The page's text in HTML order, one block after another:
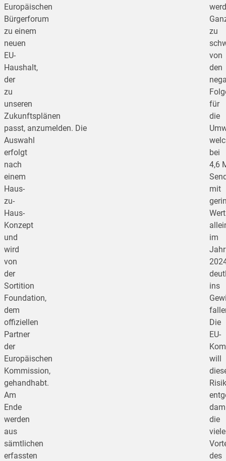
Europäischen
Bürgerforum
zu einem
neuen
EU-
Haushalt,
der
zu
unseren
Zukunftsplänen
passt, anzumelden. Die
Auswahl
erfolgt
nach
einem
Haus-
zu-
Haus-
Konzept
und
wird
von
der
Sortition
Foundation,
dem
offiziellen
Partner
der
Europäischen
Kommission,
gehandhabt.
Am
Ende
werden
aus
sämtlichen
erfassten
zu
von
den
für
die
bei
4,6
mit
Wert
im
Jahr
ins
Die
EU-
will
die
des